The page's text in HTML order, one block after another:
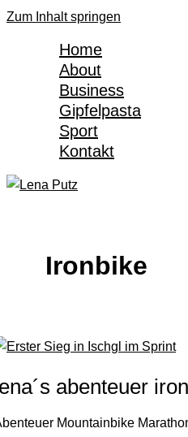
Zum Inhalt springen
Home
About
Business
Gipfelpasta
Sport
Kontakt
Ironbike
abenteuer
Mountainbike